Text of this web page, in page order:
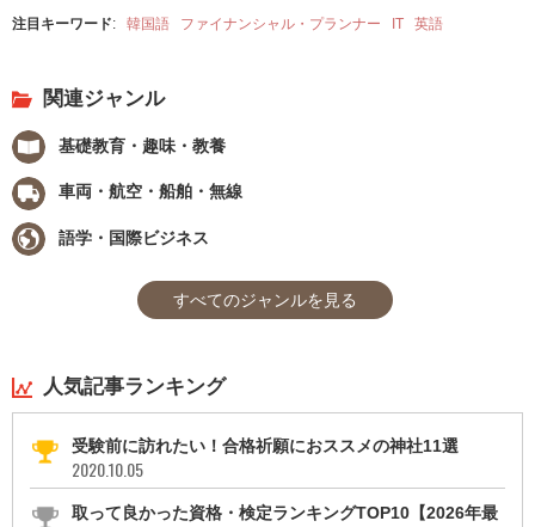
注目キーワード: 韓国語 ファイナンシャル・プランナー IT 英語
関連ジャンル
基礎教育・趣味・教養
車両・航空・船舶・無線
語学・国際ビジネス
すべてのジャンルを見る
人気記事ランキング
受験前に訪れたい！合格祈願におススメの神社11選
2020.10.05
取って良かった資格・検定ランキングTOP10【2026年最